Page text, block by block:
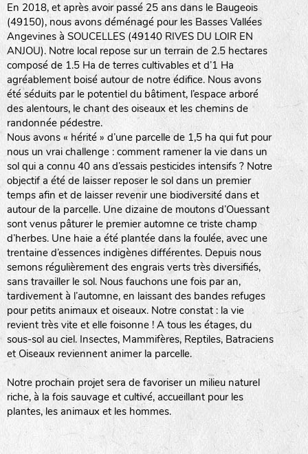
En 2018, et après avoir passé 25 ans dans le Baugeois
(49150), nous avons déménagé pour les Basses Vallées
Angevines à SOUCELLES (49140 RIVES DU LOIR EN
ANJOU). Notre local repose sur un terrain de 2.5 hectares
composé de 1.5 Ha de terres cultivables et d’1 Ha
agréablement boisé autour de notre édifice. Nous avons
été séduits par le potentiel du bâtiment, l’espace arboré
des alentours, le chant des oiseaux et les chemins de
randonnée pédestre.
Nous avons « hérité » d’une parcelle de 1,5 ha qui fut pour
nous un vrai challenge : comment ramener la vie dans un
sol qui a connu 40 ans d’essais pesticides intensifs ? Notre
objectif a été de laisser reposer le sol dans un premier
temps afin et de laisser revenir une biodiversité dans et
autour de la parcelle. Une dizaine de moutons d’Ouessant
sont venus pâturer le premier automne ce triste champ
d’herbes. Une haie a été plantée dans la foulée, avec une
trentaine d’essences indigènes différentes. Depuis nous
semons régulièrement des engrais verts très diversifiés,
sans travailler le sol. Nous fauchons une fois par an,
tardivement à l’automne, en laissant des bandes refuges
pour petits animaux et oiseaux. Notre constat : la vie
revient très vite et elle foisonne ! A tous les étages, du
sous-sol au ciel. Insectes, Mammifères, Reptiles, Batraciens
et Oiseaux reviennent animer la parcelle.
Notre prochain projet sera de favoriser un milieu naturel
riche, à la fois sauvage et cultivé, accueillant pour les
plantes, les animaux et les hommes.